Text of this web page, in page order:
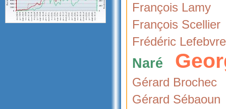
François Lamy
François Scellier
Frédéric Lefebvre
Naré
Gérard Brochec
Gérard Sébaoun